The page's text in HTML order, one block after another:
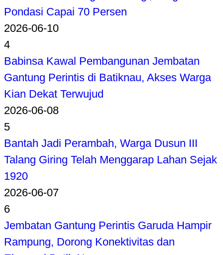
Pondasi Capai 70 Persen
2026-06-10
4
Babinsa Kawal Pembangunan Jembatan
Gantung Perintis di Batiknau, Akses Warga
Kian Dekat Terwujud
2026-06-08
5
Bantah Jadi Perambah, Warga Dusun III
Talang Giring Telah Menggarap Lahan Sejak
1920
2026-06-07
6
Jembatan Gantung Perintis Garuda Hampir
Rampung, Dorong Konektivitas dan